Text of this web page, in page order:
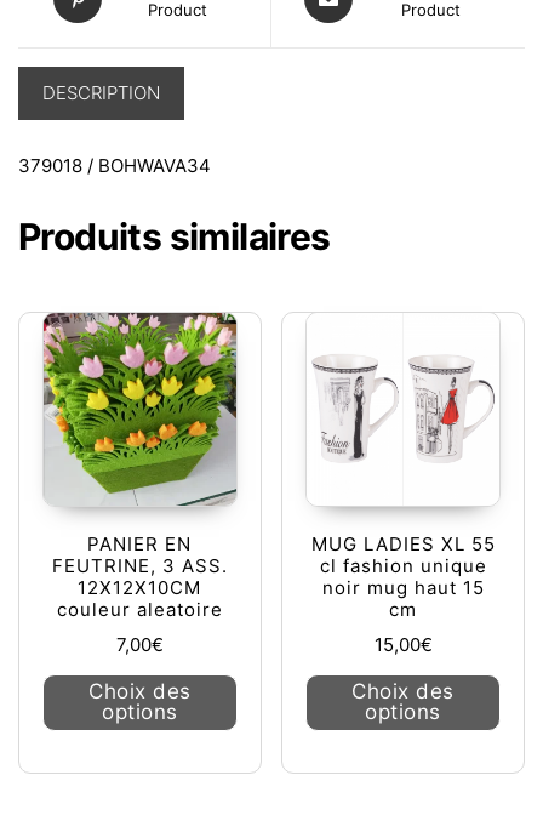
Product Product
DESCRIPTION
379018 / BOHWAVA34
Produits similaires
PANIER EN
FEUTRINE, 3 ASS.
12X12X10CM
couleur aleatoire
7,00€
Choix des
options
Ce produit a plusieurs variations.
MUG LADIES XL 55
cl fashion unique
noir mug haut 15
cm
15,00€
Choix des
options